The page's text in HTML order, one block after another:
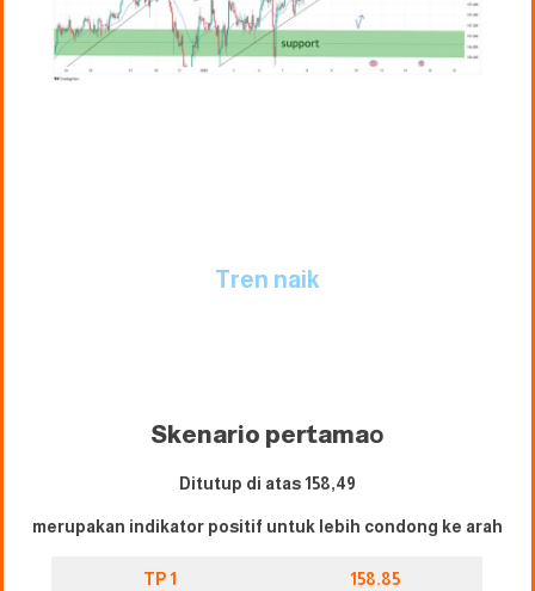
Tren naik
Skenario pertamao
Ditutup di atas 158,49
merupakan indikator positif untuk lebih condong ke arah
TP 1 158.85